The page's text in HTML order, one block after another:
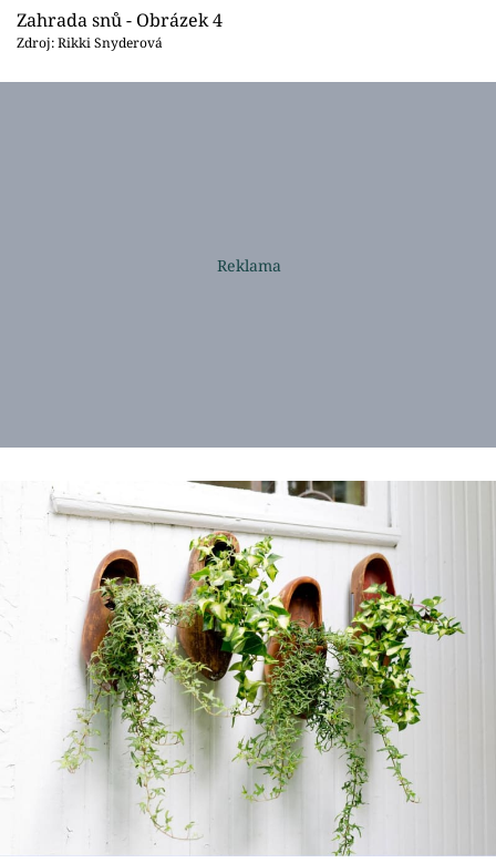
Zahrada snů - Obrázek 4
Zdroj: Rikki Snyderová